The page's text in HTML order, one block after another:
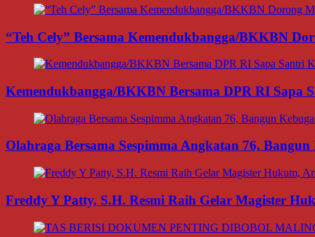
“Teh Cely” Bersama Kemendukbangga/BKKBN
Kemendukbangga/BKKBN Bersama DPR RI Sapa
Olahraga Bersama Sespimma Angkatan 76,
Freddy Y Patty, S.H. Resmi Raih Gelar Magister